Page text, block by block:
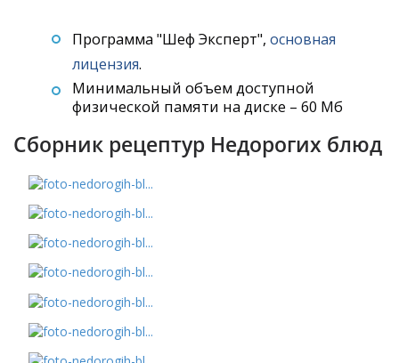
Программа "Шеф Эксперт", основная
лицензия.
Минимальный объем доступной
физической памяти на диске – 60 Мб
Сборник рецептур Недорогих блюд